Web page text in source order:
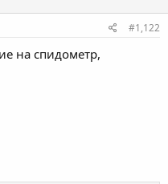
#1,122
на спидометр,